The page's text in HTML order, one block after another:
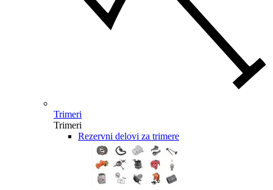
Trimeri
Trimeri
Rezervni delovi za trimere